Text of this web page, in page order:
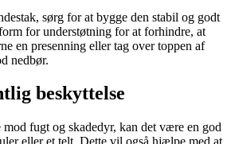
sørg for at bygge den stabil og godt
for understøtning for at forhindre, at
en presenning eller tag over toppen af
nedbør.
beskyttelse
fugt og skadedyr, kan det være en god